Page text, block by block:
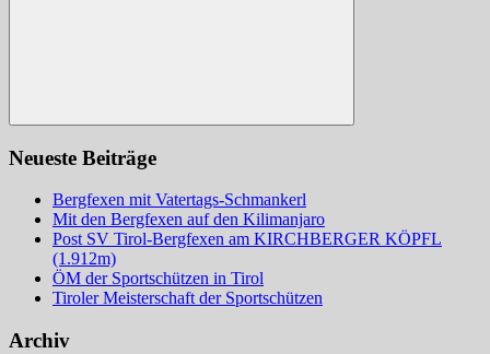
Suchen
Neueste Beiträge
Bergfexen mit Vatertags-Schmankerl
Mit den Bergfexen auf den Kilimanjaro
Post SV Tirol-Bergfexen am KIRCHBERGER KÖPFL
(1.912m)
ÖM der Sportschützen in Tirol
Tiroler Meisterschaft der Sportschützen
Archiv